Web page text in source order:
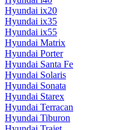
Hyundai ix20
Hyundai ix35
Hyundai ix55
Hyundai Matrix
Hyundai Porter
Hyundai Santa Fe
Hyundai Solaris
Hyundai Sonata
Hyundai Starex
Hyundai Terracan
Hyundai Tiburon